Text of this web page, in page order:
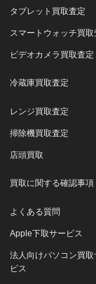
タブレット買取査定
スマートウォッチ買取
ビデオカメラ買取査定
冷蔵庫買取査定
レンジ買取査定
掃除機買取査定
店頭買取
買取に関する確認事項
よくある質問
Apple下取サービス
法人向けパソコン買取
ビス